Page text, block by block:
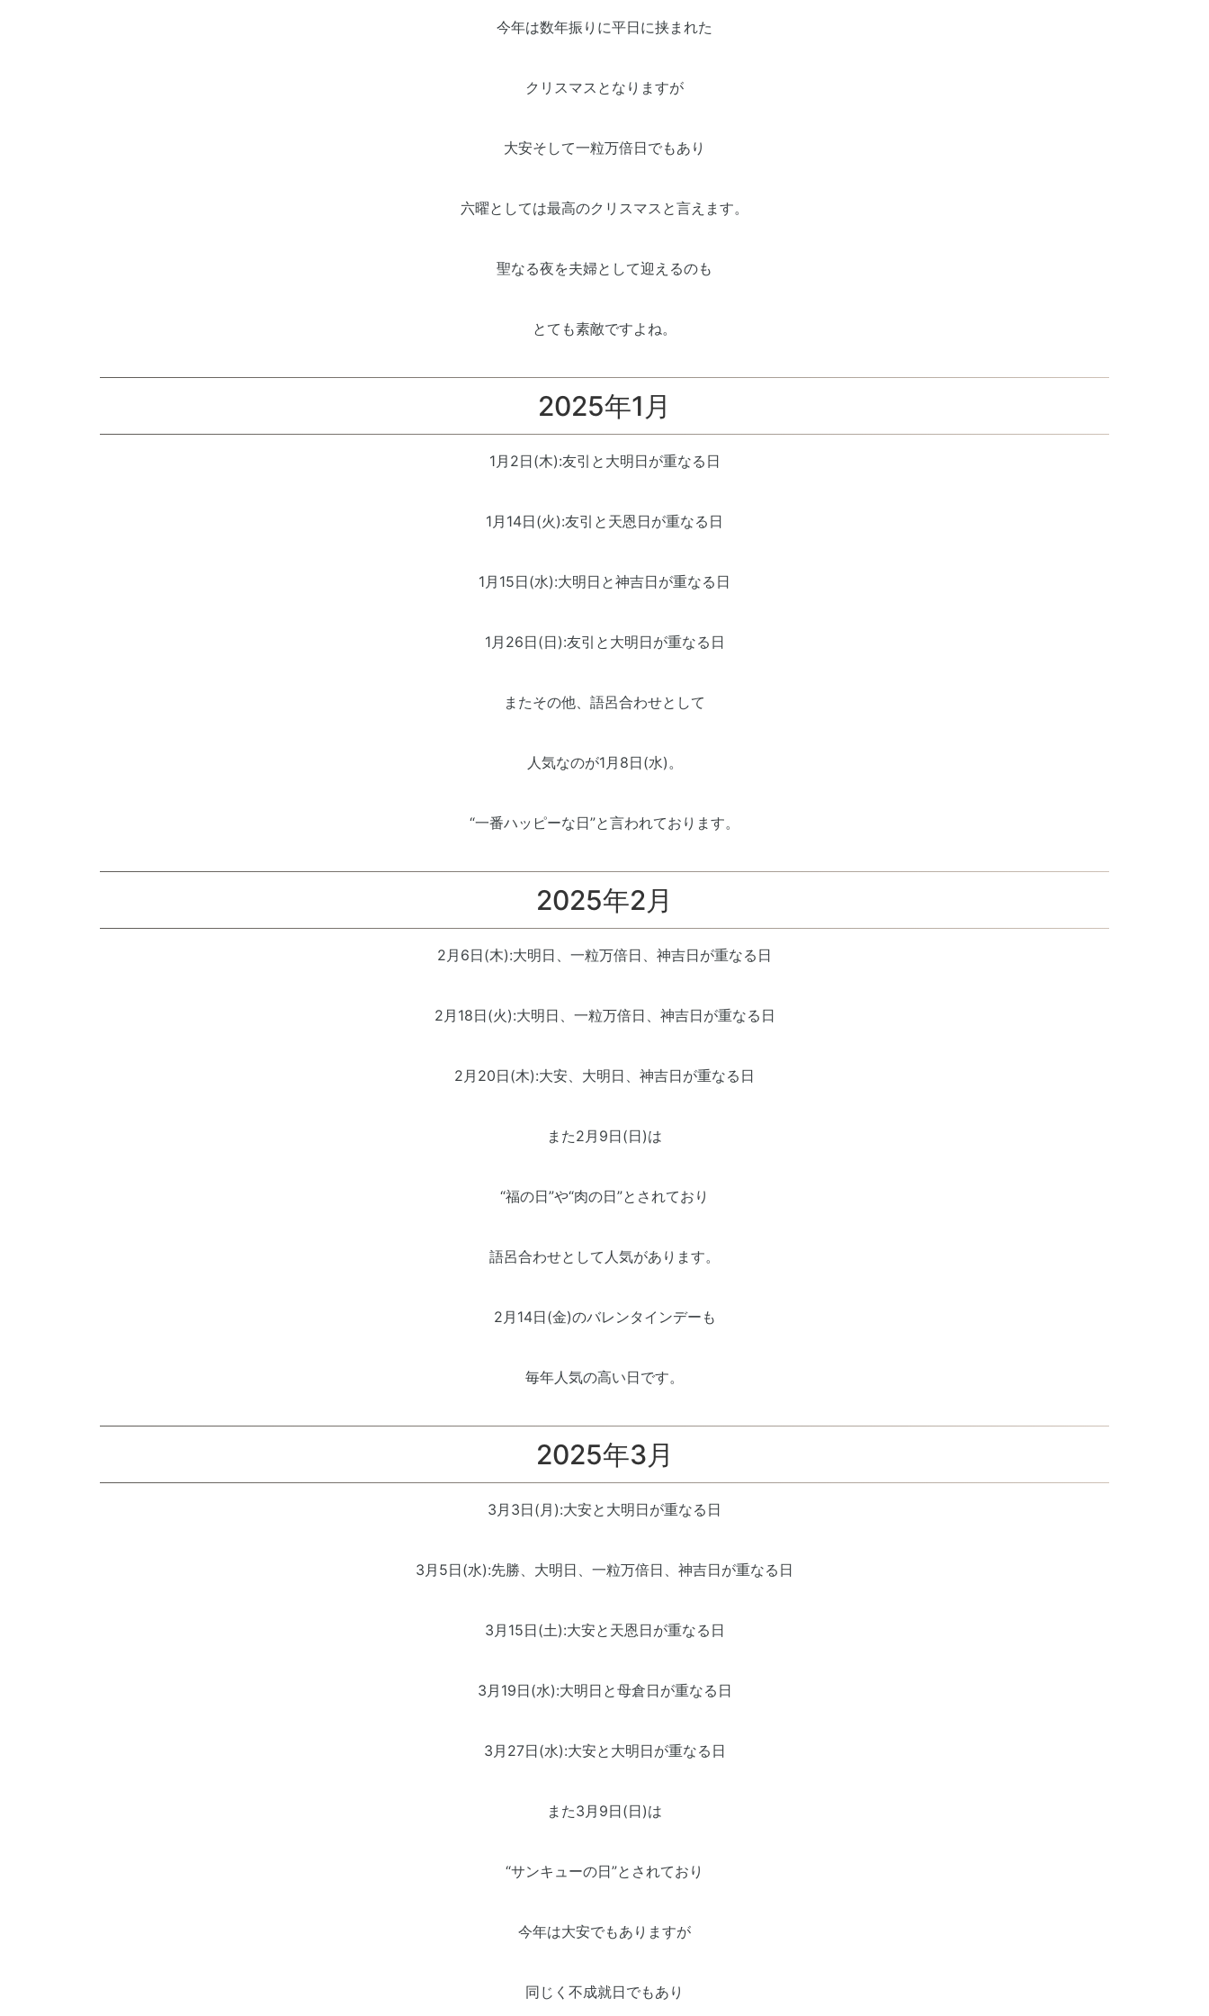
今年は数年振りに平日に挟まれた
クリスマスとなりますが
大安そして一粒万倍日でもあり
六曜としては最高のクリスマスと言えます。
聖なる夜を夫婦として迎えるのも
とても素敵ですよね。
2025年1月
1月2日(木):友引と大明日が重なる日
1月14日(火):友引と天恩日が重なる日
1月15日(水):大明日と神吉日が重なる日
1月26日(日):友引と大明日が重なる日
またその他、語呂合わせとして
人気なのが1月8日(水)。
“一番ハッピーな日”と言われております。
2025年2月
2月6日(木):大明日、一粒万倍日、神吉日が重なる日
2月18日(火):大明日、一粒万倍日、神吉日が重なる日
2月20日(木):大安、大明日、神吉日が重なる日
また2月9日(日)は
“福の日”や“肉の日”とされており
語呂合わせとして人気があります。
2月14日(金)のバレンタインデーも
毎年人気の高い日です。
2025年3月
3月3日(月):大安と大明日が重なる日
3月5日(水):先勝、大明日、一粒万倍日、神吉日が重なる日
3月15日(土):大安と天恩日が重なる日
3月19日(水):大明日と母倉日が重なる日
3月27日(水):大安と大明日が重なる日
また3月9日(日)は
“サンキューの日”とされており
今年は大安でもありますが
同じく不成就日でもあり